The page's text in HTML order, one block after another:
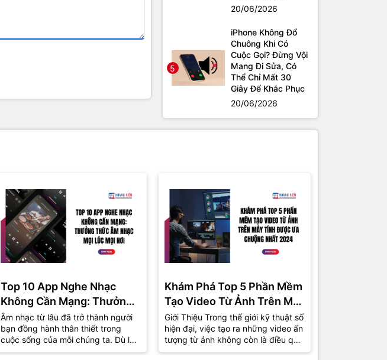
20/06/2026
5
iPhone Không Đổ
Chuông Khi Có
Cuộc Gọi? Đừng Vội
Mang Đi Sửa, Có
Thể Chỉ Mất 30
Giây Để Khắc Phục
20/06/2026
Top 10 App Nghe Nhạc
Không Cần Mạng: Thưởng
Thức Âm Nhạc Mọi Nơi
Âm nhạc từ lâu đã trở thành người
bạn đồng hành thân thiết trong
cuộc sống của mỗi chúng ta. Dù là
lúc vui hay buồn, âm nhạc luôn
Khám Phá Top 5 Phần Mềm
Tạo Video Từ Ảnh Trên Máy
Tính Được Ưa Chuộng Nhất
2024
Giới Thiệu Trong thế giới kỹ thuật số
hiện đại, việc tạo ra những video ấn
tượng từ ảnh không còn là điều quá
xa lạ. Từ những bức ảnh kỷ...